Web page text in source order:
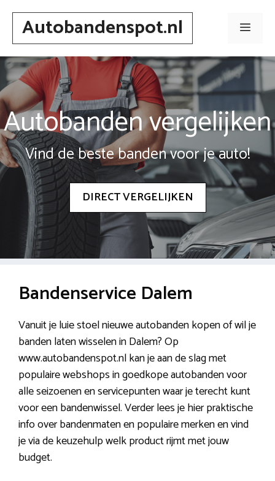
Spring
inhoudAutobandenspot.nl Menu
Autobanden vergelijken
Vind de beste banden voor je auto!
DIRECT VERGELIJKEN
Bandenservice Dalem
Vanuit je luie stoel nieuwe autobanden kopen of wil je
banden laten wisselen in Dalem? Op
www.autobandenspot.nl kan je aan de slag met
populaire webshops in goedkope autobanden voor
alle seizoenen en servicepunten waar je terecht kunt
voor een bandenwissel. Verder lees je hier praktische
info over bandenmaten en populaire merken en vind
je via de keuzehulp welk product rijmt met jouw
budget.